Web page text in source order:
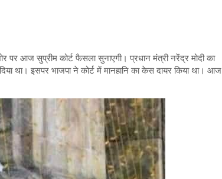
पर आज सुप्रीम कोर्ट फैसला सुनाएगी। प्रधान मंत्री नरेंद्र मोदी का
था। इसपर भाजपा ने कोर्ट में मानहानि का केस दायर किया था। आज